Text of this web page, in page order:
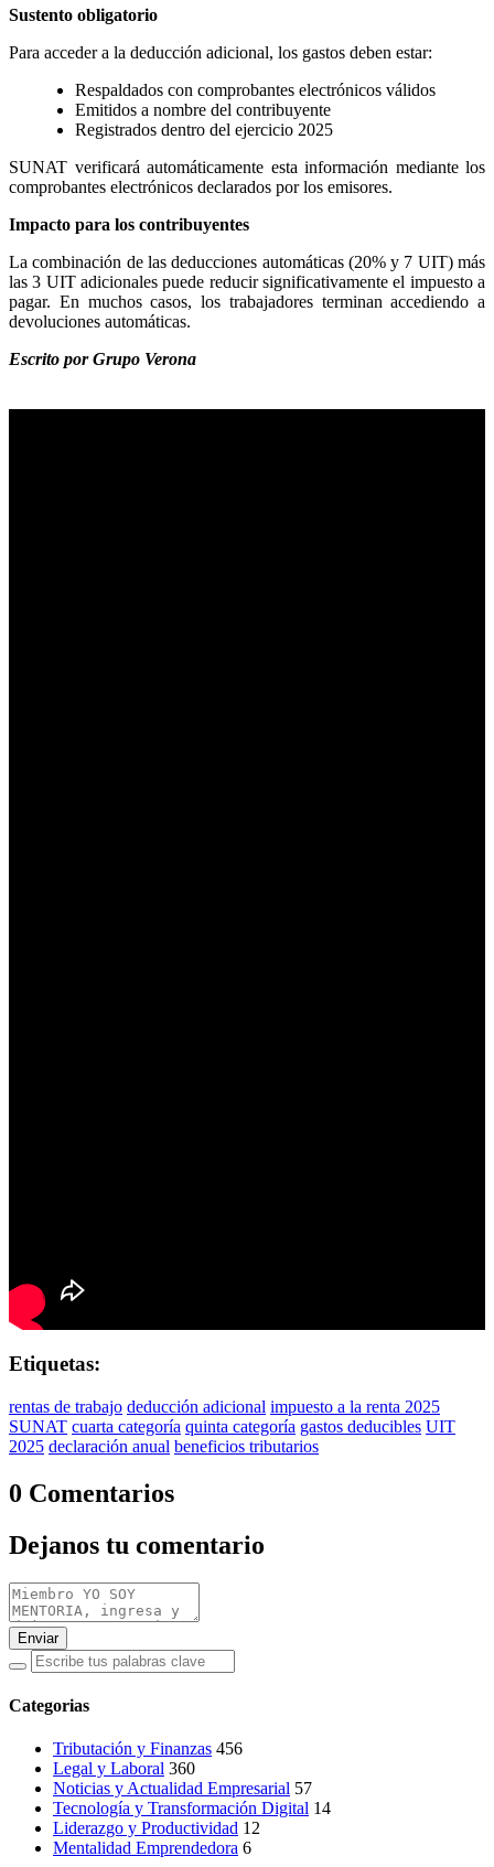
Sustento obligatorio
Para acceder a la deducción adicional, los gastos deben estar:
Respaldados con comprobantes electrónicos válidos
Emitidos a nombre del contribuyente
Registrados dentro del ejercicio 2025
SUNAT verificará automáticamente esta información mediante los
comprobantes electrónicos declarados por los emisores.
Impacto para los contribuyentes
La combinación de las deducciones automáticas (20% y 7 UIT) más
las 3 UIT adicionales puede reducir significativamente el impuesto a
pagar. En muchos casos, los trabajadores terminan accediendo a
devoluciones automáticas.
Escrito por Grupo Verona
Etiquetas:
rentas de trabajo deducción adicional impuesto a la renta 2025
SUNAT cuarta categoría quinta categoría gastos deducibles UIT
2025 declaración anual beneficios tributarios
0 Comentarios
Dejanos tu comentario
Enviar
Categorias
Tributación y Finanzas 456
Legal y Laboral 360
Noticias y Actualidad Empresarial 57
Tecnología y Transformación Digital 14
Liderazgo y Productividad 12
Mentalidad Emprendedora 6